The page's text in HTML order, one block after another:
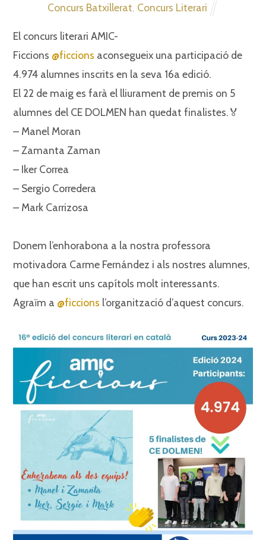
Concurs Batxillerat Concurs Literari
El concurs literari AMIC-
Ficcions @ficcions aconsegueix una participació de
4.974 alumnes inscrits en la seva 16a edició.⁣
El 22 de maig es farà el lliurament de premis on 5
alumnes del CE DOLMEN han quedat finalistes.🏅⁣
– Manel Moran⁣
– Zamanta Zaman⁣
– Iker Correa⁣
– Sergio Corredera
– Mark Carrizosa⁣
Donem l’enhorabona a la nostra professora
motivadora Carme Fernández i als nostres alumnes,
que han escrit uns capítols molt interessants.
Agraïm a @ficcions l’organització d’aquest concurs.